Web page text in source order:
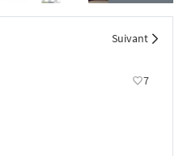
Suivant
7